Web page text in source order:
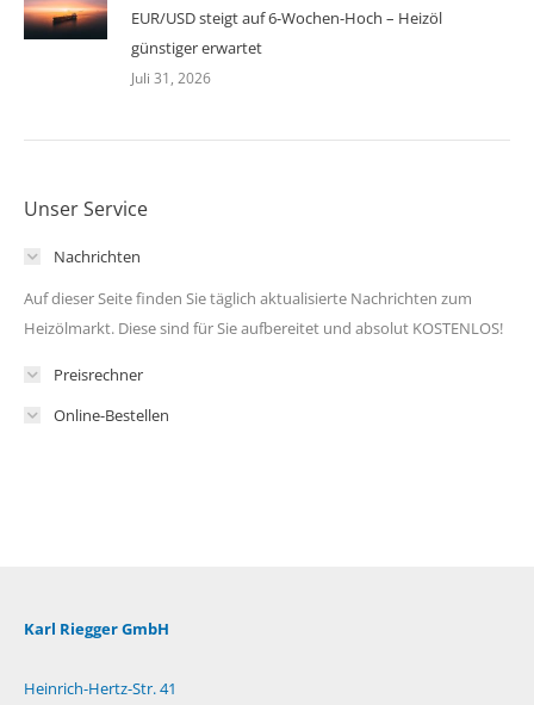
EUR/USD steigt auf 6-Wochen-Hoch – Heizöl
günstiger erwartet
Juli 31, 2026
Unser Service
Nachrichten
Auf dieser Seite finden Sie täglich aktualisierte Nachrichten zum
Heizölmarkt. Diese sind für Sie aufbereitet und absolut KOSTENLOS!
Preisrechner
Online-Bestellen
Karl Riegger GmbH
Heinrich-Hertz-Str. 41